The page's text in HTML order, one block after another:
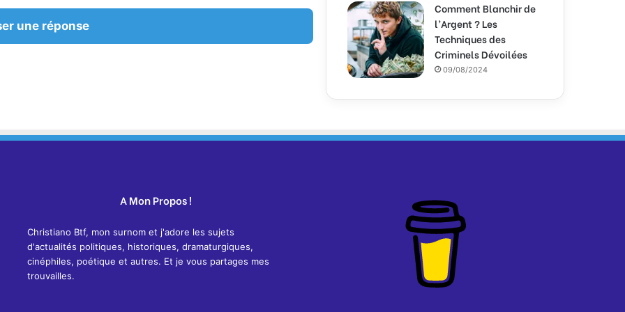
une réponse
Comment Blanchir de
l’Argent ? Les
Techniques des
Criminels Dévoilées
09/08/2024
A Mon Propos !
Christiano Btf, mon surnom et j'adore les sujets
d'actualités politiques, historiques, dramaturgiques,
cinéphiles, poétique et autres. Et je vous partages mes
trouvailles.